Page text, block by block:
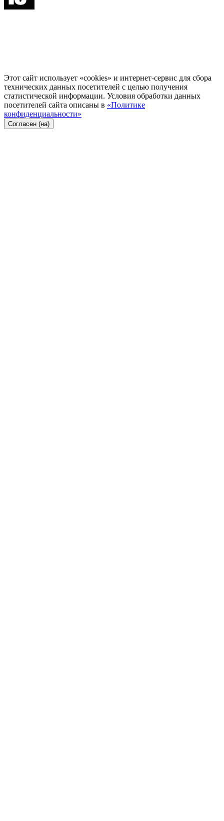
Этот сайт использует «cookies» и интернет-сервис для сбора
технических данных посетителей с целью получения
статистической информации. Условия обработки данных
посетителей сайта описаны в «Политике
конфиденциальности»
Согласен (на)